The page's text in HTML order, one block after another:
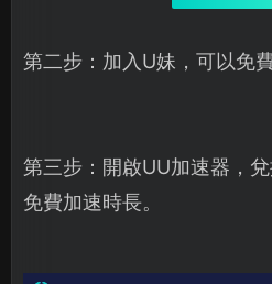
第二步：加入U妹，可以免
第三步：開啟UU加速器，
免費加速時長。